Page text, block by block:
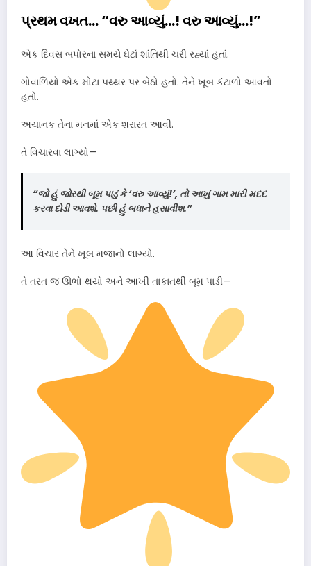
પ્રથમ વખત… “વરુ આવ્યું…! વરુ આવ્યું…!”
એક દિવસ બપોરના સમયે ઘેટાં શાંતિથી ચરી રહ્યાં હતાં.
ગોવાળિયો એક મોટા પથ્થર પર બેઠો હતો. તેને ખૂબ કંટાળો આવતો
હતો.
અચાનક તેના મનમાં એક શરારત આવી.
તે વિચારવા લાગ્યો—
“જો હું જોરથી બૂમ પાડું કે ‘વરુ આવ્યું!’, તો આખું ગામ મારી મદદ
કરવા દોડી આવશે. પછી હું બધાને હસાવીશ.”
આ વિચાર તેને ખૂબ મજાનો લાગ્યો.
તે તરત જ ઊભો થયો અને આખી તાકાતથી બૂમ પાડી—